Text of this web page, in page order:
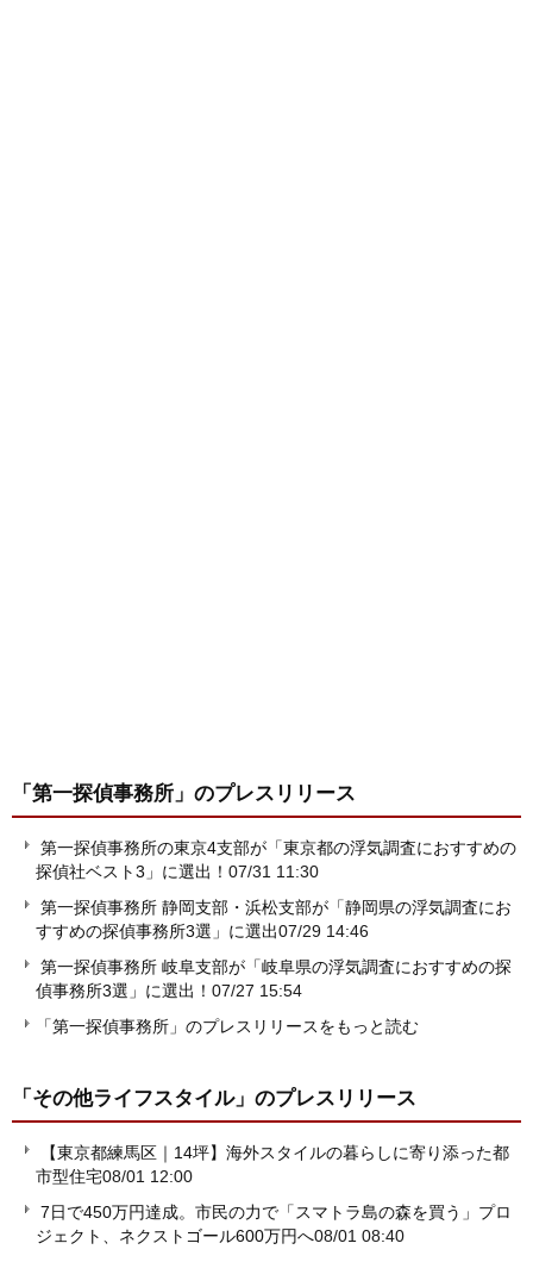
「第一探偵事務所」 のプレスリリース
第一探偵事務所の東京4支部が「東京都の浮気調査におすすめの
探偵社ベスト3」に選出！ 07/31 11:30
第一探偵事務所 静岡支部・浜松支部が「静岡県の浮気調査にお
すすめの探偵事務所3選」に選出07/29 14:46
第一探偵事務所 岐阜支部が「岐阜県の浮気調査におすすめの探
偵事務所3選」に選出！ 07/27 15:54
「第一探偵事務所」のプレスリリースをもっと読む
「その他ライフスタイル」 のプレスリリース
【東京都練馬区｜14坪】海外スタイルの暮らしに寄り添った都
市型住宅08/01 12:00
7日で450万円達成。市民の力で「スマトラ島の森を買う」プロ
ジェクト、ネクストゴール600万円へ08/01 08:40